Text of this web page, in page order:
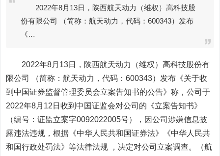
2022年8月13日，陕西航天动力（维权）高科技股
份有限公司 （简称：航天动力，代码：600343）发布
《…
2022年8月13日，陕西航天动力
（维权）高科技股份有
限公司 （简称：航天动力，代码：600343）发布《关于收
到中国证券监督管理委员会立案告知书的公告》称，公司于
2022年8月12日收到中国证监会对公司的《立案告知书》
（编号：证监立案字0092022005号），因公司涉嫌信息披
露违法违规，根据《中华人民共和国证券法》《中华人民共
和国行政处罚法》等法律法规 ，决定对公司立案调查。（航